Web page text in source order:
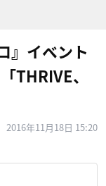
』イベント
THRIVE、
2016年11月18日 15:20